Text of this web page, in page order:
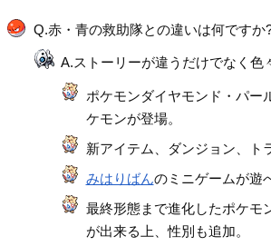
Q.赤・青の救助隊との違いは何ですか
A.ストーリーが違うだけでなく色
ポケモンダイヤモンド・パー
ケモンが登場。
新アイテム、ダンジョン、ト
みはりばんのミニゲームが遊
最終形態まで進化したポケモ
が出来る上、性別も追加。